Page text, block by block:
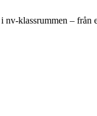
nv-klassrummen –